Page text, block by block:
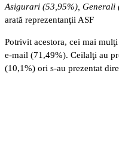
Asigurari (53,95%), Generali
arată reprezentanţii ASF
Potrivit acestora, cei mai
e-mail (71,49%). Ceilalţi au
(10,1%) ori s-au prezentat